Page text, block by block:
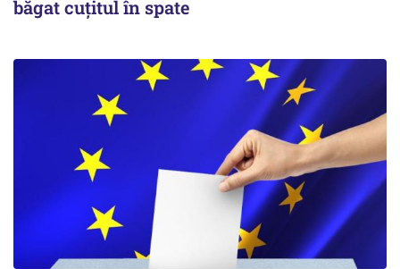
băgat cuţitul în spate